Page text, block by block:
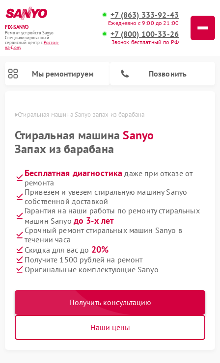
FIX-SANYO
Ремонт устройств Sanyo
Специализированный
cервисный центр г.Ростов-
на-Дону
+7 (863) 333-92-43
Ежедневно с 9:00 до 21:00
+7 (800) 100-33-26
Звонок бесплатный по РФ
Мы ремонтируем Позвонить
Стиральная машина Sanyo запах из барабана
Стиральная машинаSanyo
Запах из барабана
Бесплатная диагностика даже при отказе от
ремонта
Привезем и увезем стиральную машину Sanyo
собственной доставкой
Гарантия на наши работы по ремонту стиральных
машин Sanyo до 3-х лет
Срочный ремонт стиральных машин Sanyo в
течении часа
Скидка для вас до 20%
Получите 1500 рублей на ремонт
Оригинальные комплектующие Sanyo
Получить консультацию
Наши цены